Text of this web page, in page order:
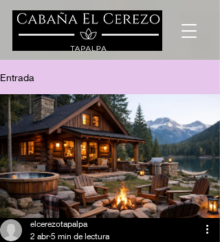
Entrada
elcerezotapalpa
2 abr 5 min de lectura